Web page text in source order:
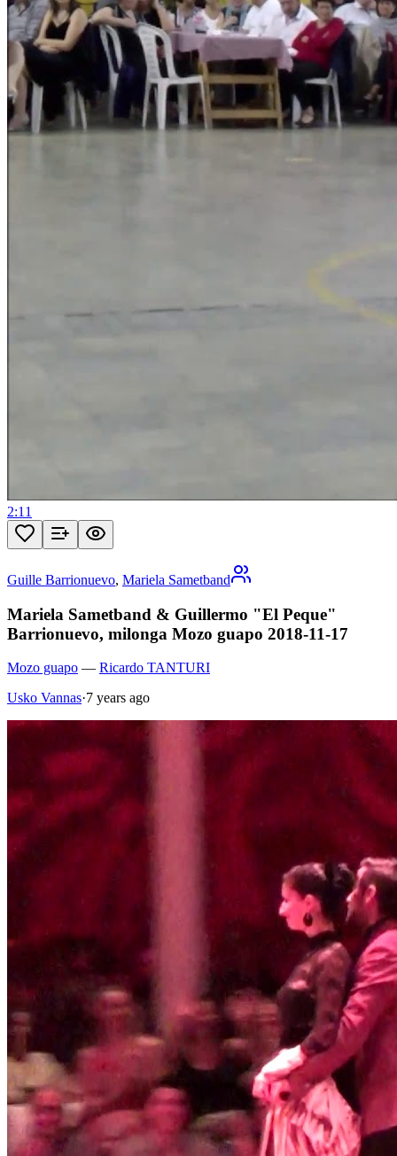
2:11
Guille Barrionuevo, Mariela Sametband
Mariela Sametband & Guillermo "El Peque"
Barrionuevo, milonga Mozo guapo 2018-11-17
Mozo guapo — Ricardo TANTURI
Usko Vannas·7 years ago